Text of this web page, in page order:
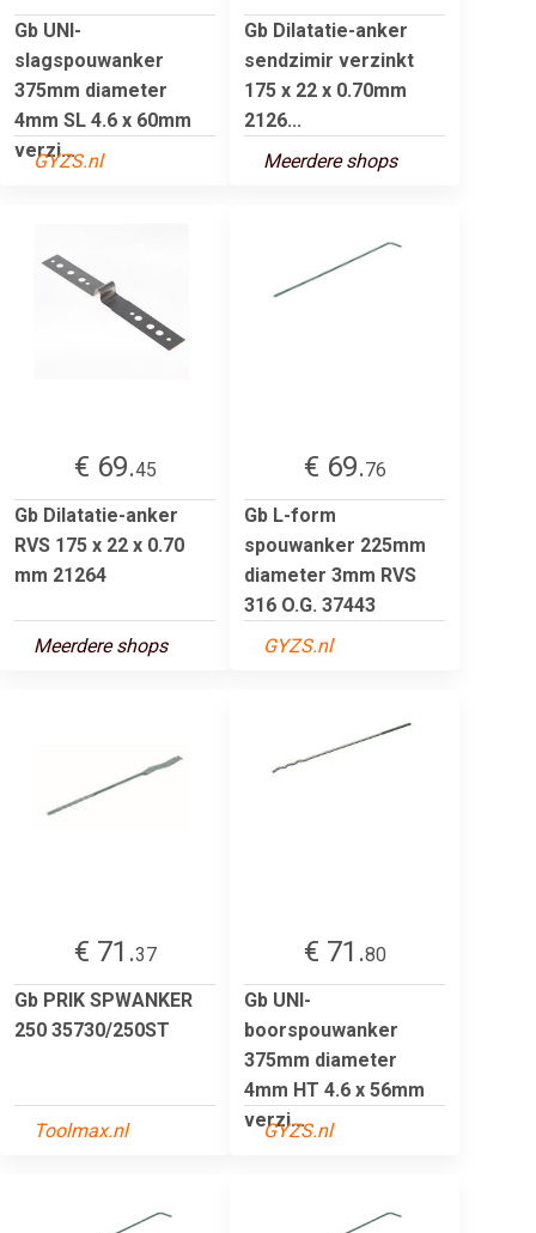
Gb UNI-
slagspouwanker
375mm diameter
4mm SL 4.6 x 60mm
verzi...
GYZS.nl
Gb Dilatatie-anker
sendzimir verzinkt
175 x 22 x 0.70mm
2126...
Meerdere shops
€ 69.45
Gb Dilatatie-anker
RVS 175 x 22 x 0.70
mm 21264
Meerdere shops
€ 69.76
Gb L-form
spouwanker 225mm
diameter 3mm RVS
316 O.G. 37443
GYZS.nl
€ 71.37
Gb PRIK SPWANKER
250 35730/250ST
Toolmax.nl
€ 71.80
Gb UNI-
boorspouwanker
375mm diameter
4mm HT 4.6 x 56mm
verzi...
GYZS.nl